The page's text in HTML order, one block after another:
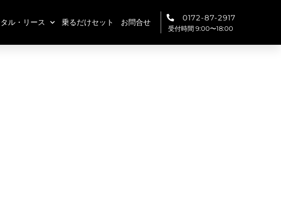
ル・リース 乗るだけセット お問合せ 0172-87-2917
受付時間 9:00〜18:00